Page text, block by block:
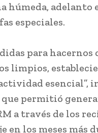
húmeda, adelanto
especiales.
para hacernos
limpios,
esencial”,
que permitió
a través de los
los meses más